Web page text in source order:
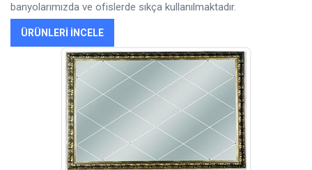
banyolarımızda ve ofislerde sıkça kullanılmaktadır.
ÜRÜNLERI İNCELE